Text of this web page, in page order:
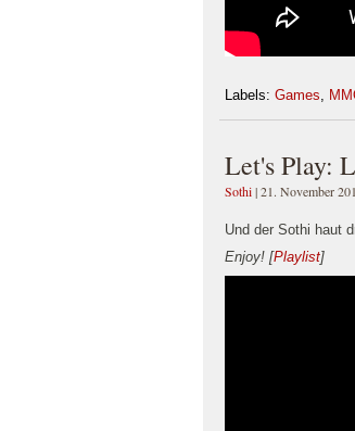
Labels: Games,
Let's Play:
Sothi| 21. November
Und der Sothi haut
Enjoy! [Playlist]